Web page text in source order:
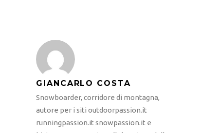
GIANCARLO COSTA
Snowboarder, corridore di montagna,
autore per i siti outdoorpassion.it
runningpassion.it snowpassion.it e